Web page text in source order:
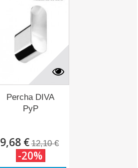
Percha DIVA
PyP
9,68 € 12,10 €
-20%